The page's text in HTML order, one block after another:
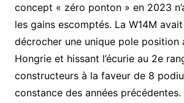
concept « zéro ponton » en 2023
les gains escomptés. La W14M
décrocher une unique pole position
Hongrie et hissant l’écurie au 2e
constructeurs à la faveur de 8
constance des années précédentes.